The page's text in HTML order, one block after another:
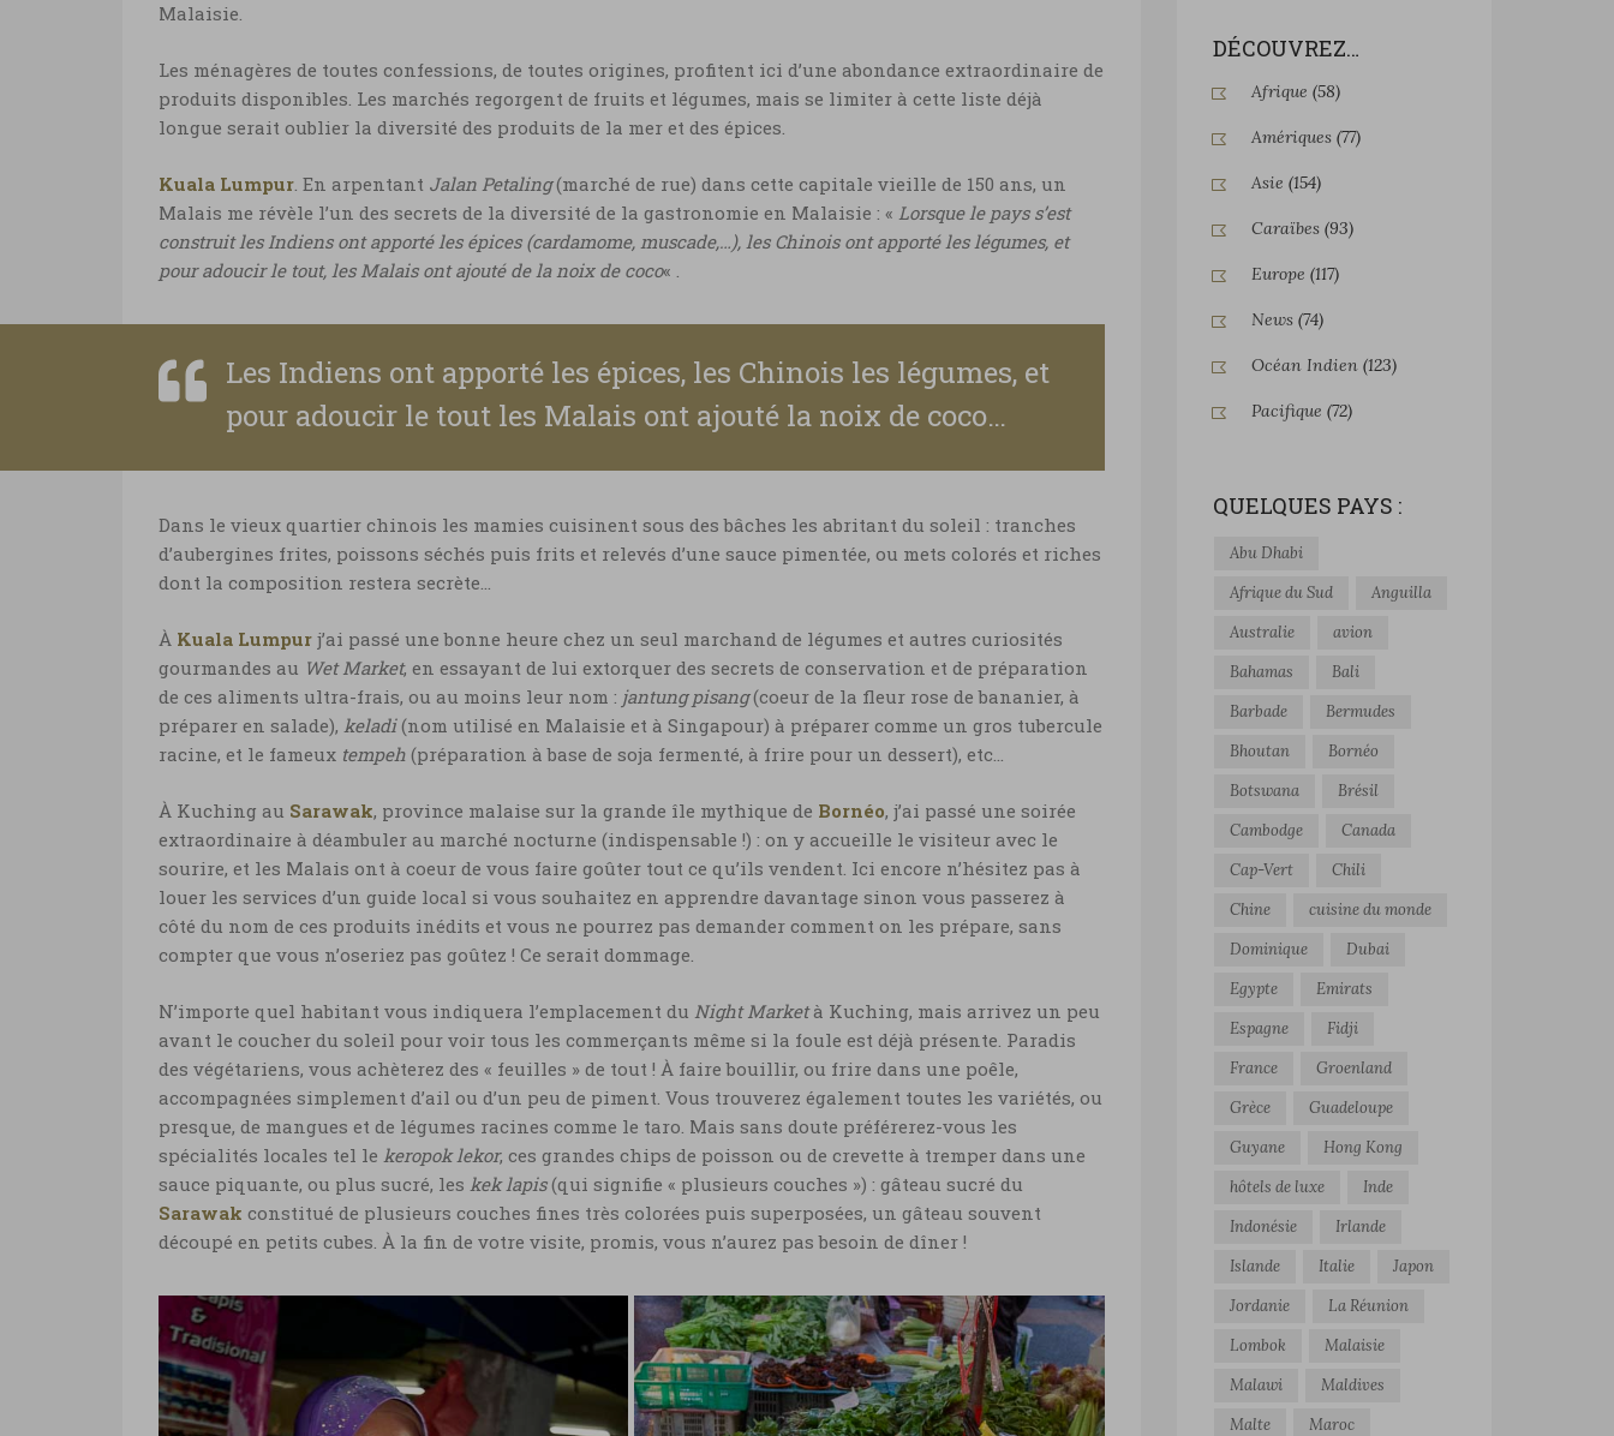
Malaisie.
Les ménagères de toutes confessions, de toutes origines, profitent ici d’une abondance extraordinaire de
produits disponibles. Les marchés regorgent de fruits et légumes, mais se limiter à cette liste déjà
longue serait oublier la diversité des produits de la mer et des épices.
Kuala Lumpur. En arpentant Jalan Petaling(marché de rue) dans cette capitale vieille de 150 ans, un
Malais me révèle l’un des secrets de la diversité de la gastronomie en Malaisie : « Lorsque le pays s’est
construit les Indiens ont apporté les épices (cardamome, muscade,…), les Chinois ont apporté les légumes, et
pour adoucir le tout, les Malais ont ajouté de la noix de coco« .
Les Indiens ont apporté les épices, les Chinois les légumes, et
pour adoucir le tout les Malais ont ajouté la noix de coco…
Dans le vieux quartier chinois les mamies cuisinent sous des bâches les abritant du soleil : tranches
d’aubergines frites, poissons séchés puis frits et relevés d’une sauce pimentée, ou mets colorés et riches
dont la composition restera secrète…
À Kuala Lumpur j’ai passé une bonne heure chez un seul marchand de légumes et autres curiosités
gourmandes au Wet Market, en essayant de lui extorquer des secrets de conservation et de préparation
de ces aliments ultra-frais, ou au moins leur nom : jantung pisang(coeur de la fleur rose de bananier, à
préparer en salade), keladi(nom utilisé en Malaisie et à Singapour) à préparer comme un gros tubercule
racine, et le fameux tempeh (préparation à base de soja fermenté, à frire pour un dessert), etc…
À Kuching au Sarawak, province malaise sur la grande île mythique de Bornéo, j’ai passé une soirée
extraordinaire à déambuler au marché nocturne (indispensable !) : on y accueille le visiteur avec le
sourire, et les Malais ont à coeur de vous faire goûter tout ce qu’ils vendent. Ici encore n’hésitez pas à
louer les services d’un guide local si vous souhaitez en apprendre davantage sinon vous passerez à
côté du nom de ces produits inédits et vous ne pourrez pas demander comment on les prépare, sans
compter que vous n’oseriez pas goûtez ! Ce serait dommage.
N’importe quel habitant vous indiquera l’emplacement du Night Marketà Kuching, mais arrivez un peu
avant le coucher du soleil pour voir tous les commerçants même si la foule est déjà présente. Paradis
des végétariens, vous achèterez des « feuilles » de tout ! À faire bouillir, ou frire dans une poêle,
accompagnées simplement d’ail ou d’un peu de piment. Vous trouverez également toutes les variétés, ou
presque, de mangues et de légumes racines comme le taro. Mais sans doute préférerez-vous les
spécialités locales tel le keropok lekor, ces grandes chips de poisson ou de crevette à tremper dans une
sauce piquante, ou plus sucré, les kek lapis(qui signifie « plusieurs couches ») : gâteau sucré du
Sarawak constitué de plusieurs couches fines très colorées puis superposées, un gâteau souvent
découpé en petits cubes. À la fin de votre visite, promis, vous n’aurez pas besoin de dîner !
DÉCOUVREZ…
Afrique (58)
Amériques(77)
Asie (154)
Caraïbes(93)
Europe (117)
News(74)
Océan Indien(123)
Pacifique (72)
QUELQUES PAYS :
Abu Dhabi
Afrique du Sud
Anguilla
Australie
avion
Bahamas
Bali
Barbade
Bermudes
Bhoutan
Bornéo
Botswana
Brésil
Cambodge
Canada
Cap-Vert
Chili
Chine
cuisine du monde
Dominique
Dubai
Egypte
Emirats
Espagne
Fidji
France
Groenland
Grèce
Guadeloupe
Guyane
Hong Kong
hôtels de luxe
Inde
Indonésie
Irlande
Islande
Italie
Japon
Jordanie
La Réunion
Lombok
Malaisie
Malawi
Maldives
Malte
Maroc